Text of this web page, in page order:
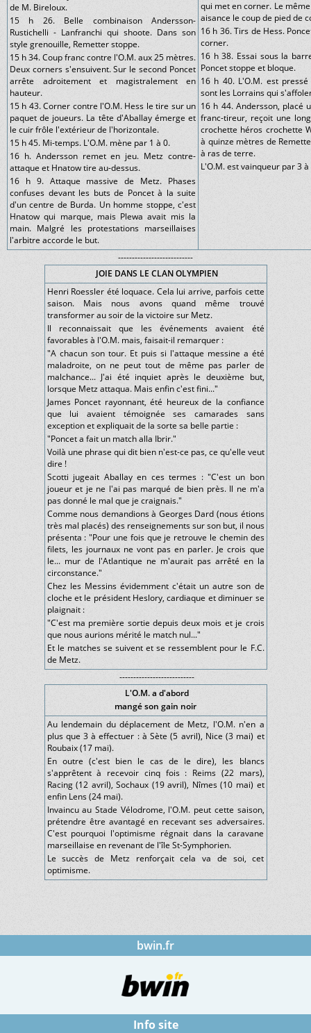
de M. Bireloux.
15 h 26. Belle combinaison Andersson-
Rustichelli - Lanfranchi qui shoote. Dans son
style grenouille, Remetter stoppe.
15 h 34. Coup franc contre l'O.M. aux 25 mètres.
Deux corners s'ensuivent. Sur le second Poncet
arrête adroitement et magistralement en
hauteur.
15 h 43. Corner contre l'O.M. Hess le tire sur un
paquet de joueurs. La tête d'Aballay émerge et
le cuir frôle l'extérieur de l'horizontale.
15 h 45. Mi-temps. L'O.M. mène par 1 à 0.
16 h. Andersson remet en jeu. Metz contre-
attaque et Hnatow tire au-dessus.
16 h 9. Attaque massive de Metz. Phases
confuses devant les buts de Poncet à la suite
d'un centre de Burda. Un homme stoppe, c'est
Hnatow qui marque, mais Plewa avait mis la
main. Malgré les protestations marseillaises
l'arbitre accorde le but.
qui met en corner. Le
aisance le coup de pied de
16 h 36. Tirs de Hess.
corner.
16 h 38. Essai sous la
Poncet stoppe et bloque.
16 h 40. L'O.M. est
sont les Lorrains qui
16 h 44. Andersson, placé
franc-tireur, reçoit une
crochette héros crochette
à quinze mètres de
à ras de terre.
L'O.M. est vainqueur par 3 à
---------------------------
JOIE DANS LE CLAN OLYMPIEN
Henri Roessler été loquace. Cela lui arrive, parfois cette
saison. Mais nous avons quand même trouvé
transformer au soir de la victoire sur Metz.
Il reconnaissait que les événements avaient été
favorables à l'O.M. mais, faisait-il remarquer :
"A chacun son tour. Et puis si l'attaque messine a été
maladroite, on ne peut tout de même pas parler de
malchance... J'ai été inquiet après le deuxième but,
lorsque Metz attaqua. Mais enfin c'est fini..."
James Poncet rayonnant, été heureux de la confiance
que lui avaient témoignée ses camarades sans
exception et expliquait de la sorte sa belle partie :
"Poncet a fait un match alla Ibrir."
Voilà une phrase qui dit bien n'est-ce pas, ce qu'elle veut
dire !
Scotti jugeait Aballay en ces termes : "C'est un bon
joueur et je ne l'ai pas marqué de bien près. Il ne m'a
pas donné le mal que je craignais."
Comme nous demandions à Georges Dard (nous étions
très mal placés) des renseignements sur son but, il nous
présenta : "Pour une fois que je retrouve le chemin des
filets, les journaux ne vont pas en parler. Je crois que
le... mur de l'Atlantique ne m'aurait pas arrêté en la
circonstance."
Chez les Messins évidemment c'était un autre son de
cloche et le président Heslory, cardiaque et diminuer se
plaignait :
"C'est ma première sortie depuis deux mois et je crois
que nous aurions mérité le match nul..."
Et le matches se suivent et se ressemblent pour le F.C.
de Metz.
---------------------------
L'O.M. a d'abord
mangé son gain noir
Au lendemain du déplacement de Metz, l'O.M. n'en a
plus que 3 à effectuer : à Sète (5 avril), Nice (3 mai) et
Roubaix (17 mai).
En outre (c'est bien le cas de le dire), les blancs
s'apprêtent à recevoir cinq fois : Reims (22 mars),
Racing (12 avril), Sochaux (19 avril), Nîmes (10 mai) et
enfin Lens (24 mai).
Invaincu au Stade Vélodrome, l'O.M. peut cette saison,
prétendre être avantagé en recevant ses adversaires.
C'est pourquoi l'optimisme régnait dans la caravane
marseillaise en revenant de l'île St-Symphorien.
Le succès de Metz renforçait cela va de soi, cet
optimisme.
bwin.fr
Info site